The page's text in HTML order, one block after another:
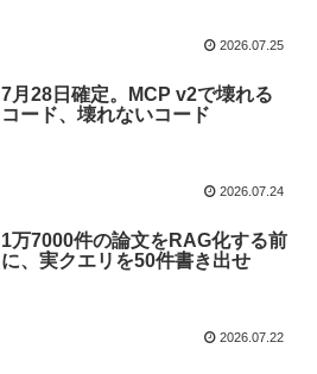
2026.07.25
7月28日確定。MCP v2で壊れる
コード、壊れないコード
2026.07.24
1万7000件の論文をRAG化する前
に、実クエリを50件書き出せ
2026.07.22